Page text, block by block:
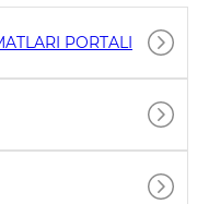
PORTALI